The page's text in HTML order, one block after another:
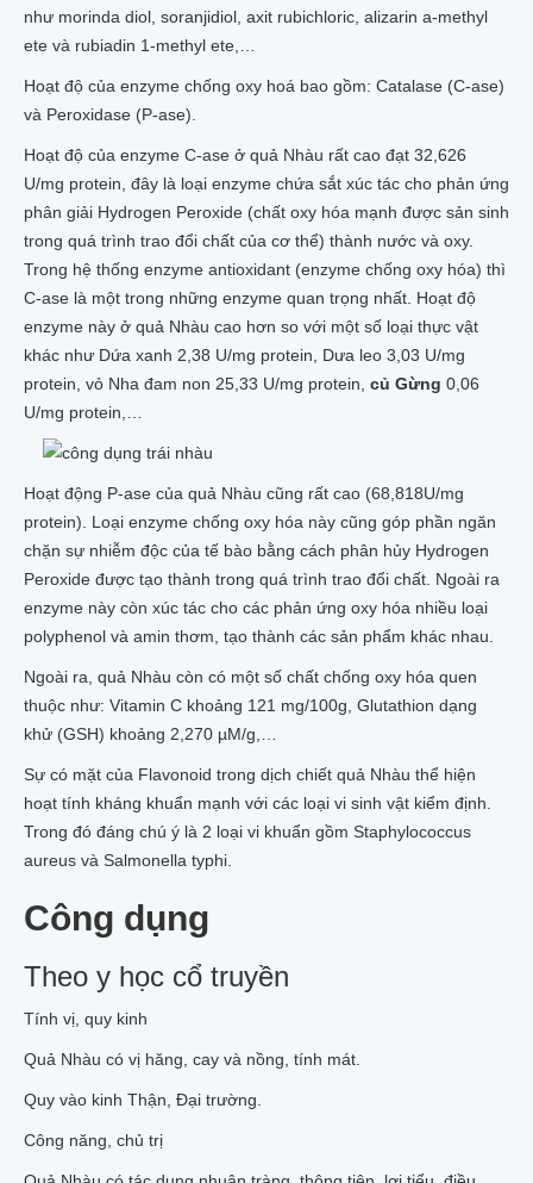
như morinda diol, soranjidiol, axit rubichloric, alizarin a-methyl
ete và rubiadin 1-methyl ete,…
Hoạt độ của enzyme chống oxy hoá bao gồm: Catalase (C-ase)
và Peroxidase (P-ase).
Hoạt độ của enzyme C-ase ở quả Nhàu rất cao đạt 32,626
U/mg protein, đây là loại enzyme chứa sắt xúc tác cho phản ứng
phân giải Hydrogen Peroxide (chất oxy hóa mạnh được sản sinh
trong quá trình trao đổi chất của cơ thể) thành nước và oxy.
Trong hệ thống enzyme antioxidant (enzyme chống oxy hóa) thì
C-ase là một trong những enzyme quan trọng nhất. Hoạt độ
enzyme này ở quả Nhàu cao hơn so với một số loại thực vật
khác như Dứa xanh 2,38 U/mg protein, Dưa leo 3,03 U/mg
protein, vỏ Nha đam non 25,33 U/mg protein, củ Gừng 0,06
U/mg protein,…
Hoạt động P-ase của quả Nhàu cũng rất cao (68,818U/mg
protein). Loại enzyme chống oxy hóa này cũng góp phần ngăn
chặn sự nhiễm độc của tế bào bằng cách phân hủy Hydrogen
Peroxide được tạo thành trong quá trình trao đổi chất. Ngoài ra
enzyme này còn xúc tác cho các phản ứng oxy hóa nhiều loại
polyphenol và amin thơm, tạo thành các sản phẩm khác nhau.
Ngoài ra, quả Nhàu còn có một số chất chống oxy hóa quen
thuộc như: Vitamin C khoảng 121 mg/100g, Glutathion dạng
khử (GSH) khoảng 2,270 µM/g,…
Sự có mặt của Flavonoid trong dịch chiết quả Nhàu thể hiện
hoạt tính kháng khuẩn mạnh với các loại vi sinh vật kiểm định.
Trong đó đáng chú ý là 2 loại vi khuẩn gồm Staphylococcus
aureus và Salmonella typhi.
Công dụng
Theo y học cổ truyền
Tính vị, quy kinh
Quả Nhàu có vị hăng, cay và nồng, tính mát.
Quy vào kinh Thận, Đại trường.
Công năng, chủ trị